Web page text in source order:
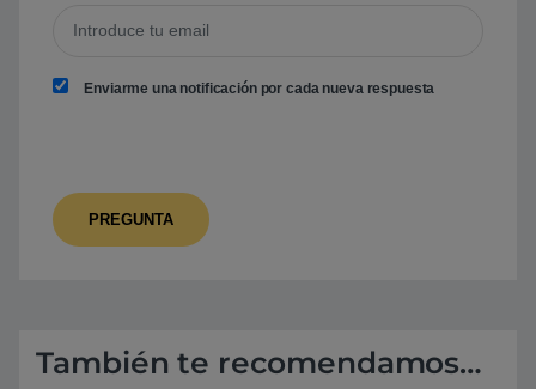
Enviarme una notificación por cada nueva respuesta
También te recomendamos…